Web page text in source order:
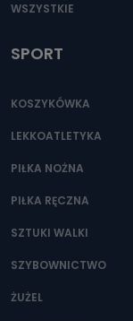
WSZYSTKIE
SPORT
KOSZYKÓWKA
LEKKOATLETYKA
PIŁKA NOŻNA
PIŁKA RĘCZNA
SZTUKI WALKI
SZYBOWNICTWO
ŻUŻEL